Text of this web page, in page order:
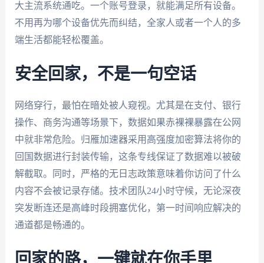
大主流系统通吃。一个账号登录，就能满足所有设备。
不用再为哪个设备优先而纠结，全家人或者一个人的多
端生活都能轻松覆盖。
安全回家，不是一句空话
网络穿行，最怕在暗处被人窥视。尤其是在支付、银行
操作、商务沟通等场景下，数据如果赤裸裸暴露在公网
中就非常危险。归雁加速器采用高强度加密算法将你的
回国数据进行封装传输，这条专线保证了数据难以被破
解截取。同时，严格的无日志政策意味着你访问了什么
内容不会被记录存储。技术团队24小时守候，无论深夜
突发断连还是高峰时段拥塞优化，第一时间响应解决的
通道都是畅通的。
回家的路，一键就在你手里